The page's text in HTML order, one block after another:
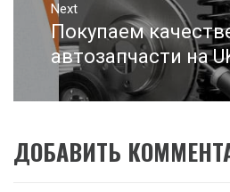
Next
Next
post:
Покупаем
автозапчасти на
ДОБАВИТЬ